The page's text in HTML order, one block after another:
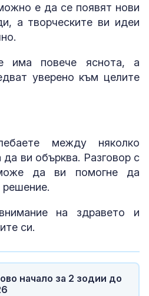
е да се появят нови
а творческите ви идеи
има повече яснота, а
уверено към целите
между няколко
ви обърква. Разговор с
да ви помогне да
решение.
на здравето и
си.
начало за 2 зодии до